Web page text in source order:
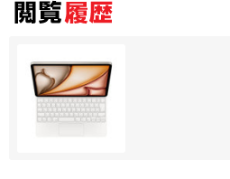
価格
発売日